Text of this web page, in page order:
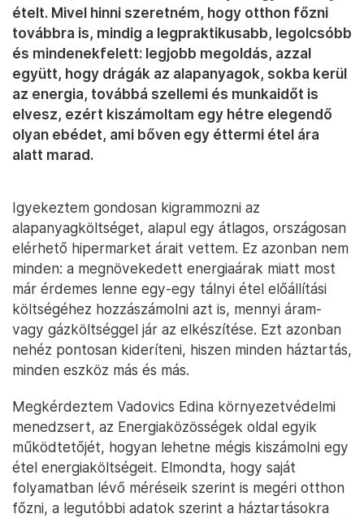
ételt. Mivel hinni szeretném, hogy otthon főzni
továbbra is, mindig a legpraktikusabb, legolcsóbb
és mindenekfelett: legjobb megoldás, azzal
együtt, hogy drágák az alapanyagok, sokba kerül
az energia, továbbá szellemi és munkaidőt is
elvesz, ezért kiszámoltam egy hétre elegendő
olyan ebédet, ami bőven egy éttermi étel ára
alatt marad.
Igyekeztem gondosan kigrammozni az
alapanyagköltséget, alapul egy átlagos, országosan
elérhető hipermarket árait vettem. Ez azonban nem
minden: a megnövekedett energiaárak miatt most
már érdemes lenne egy-egy tálnyi étel előállítási
költségéhez hozzászámolni azt is, mennyi áram-
vagy gázköltséggel jár az elkészítése. Ezt azonban
nehéz pontosan kideríteni, hiszen minden háztartás,
minden eszköz más és más.
Megkérdeztem Vadovics Edina környezetvédelmi
menedzsert, az Energiaközösségek oldal egyik
működtetőjét, hogyan lehetne mégis kiszámolni egy
étel energiaköltségeit. Elmondta, hogy saját
folyamatban lévő méréseik szerint is megéri otthon
főzni, a legutóbbi adatok szerint a háztartásokra